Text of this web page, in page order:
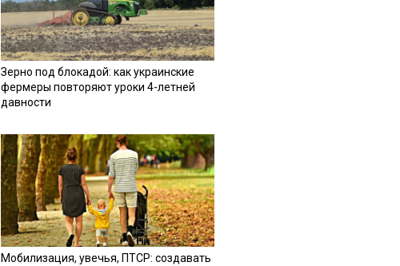
Зерно под блокадой: как украинские
фермеры повторяют уроки 4-летней
давности
Мобилизация, увечья, ПТСР: создавать